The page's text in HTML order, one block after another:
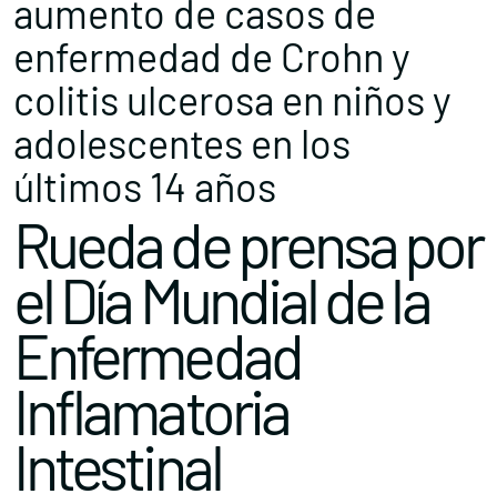
aumento de casos de
enfermedad de Crohn y
colitis ulcerosa en niños y
adolescentes en los
últimos 14 años
Rueda de prensa por
el Día Mundial de la
Enfermedad
Inflamatoria
Intestinal